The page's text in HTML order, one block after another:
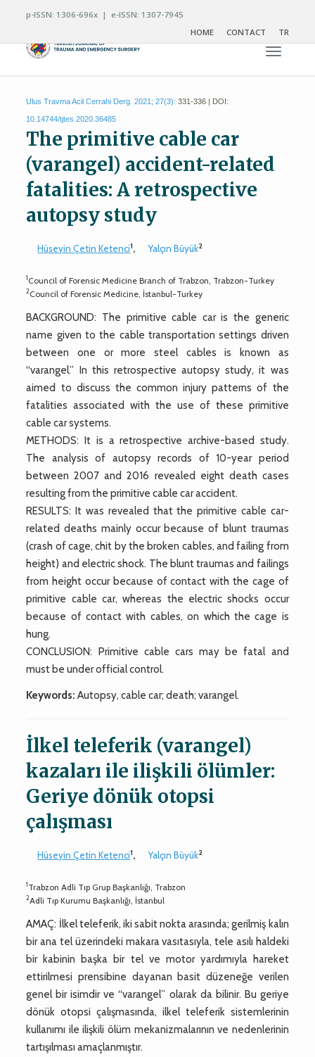
p-ISSN: 1306-696x | e-ISSN: 1307-7945
HOME
CONTACT TR
Toggle
Ulus Travma Acil Cerrahi Derg. 2021; 27(3): 331-336 | DOI:
10.14744/tjtes.2020.36485
The primitive cable car
(varangel) accident-related
fatalities: A retrospective
autopsy study
Hüseyin Çetin Ketenci1, Yalçın Büyük2
1Council of Forensic Medicine Branch of Trabzon, Trabzon-Turkey
2Council of Forensic Medicine, İstanbul-Turkey
BACKGROUND: The primitive cable car is the generic
name given to the cable transportation settings driven
between one or more steel cables is known as
“varangel.” In this retrospective autopsy study, it was
aimed to discuss the common injury patterns of the
fatalities associated with the use of these primitive
cable car systems.
METHODS: It is a retrospective archive-based study.
The analysis of autopsy records of 10-year period
between 2007 and 2016 revealed eight death cases
resulting from the primitive cable car accident.
RESULTS: It was revealed that the primitive cable car-
related deaths mainly occur because of blunt traumas
(crash of cage, chit by the broken cables, and failing from
height) and electric shock. The blunt traumas and failings
from height occur because of contact with the cage of
primitive cable car, whereas the electric shocks occur
because of contact with cables, on which the cage is
hung.
CONCLUSION: Primitive cable cars may be fatal and
must be under official control.
Keywords: Autopsy, cable car; death; varangel.
İlkel teleferik (varangel)
kazaları ile ilişkili ölümler:
Geriye dönük otopsi
çalışması
Hüseyin Çetin Ketenci1, Yalçın Büyük2
1Trabzon Adli Tıp Grup Başkanlığı, Trabzon
2Adli Tıp Kurumu Başkanlığı, İstanbul
AMAÇ: İlkel teleferik, iki sabit nokta arasında; gerilmiş kalın
bir ana tel üzerindeki makara vasıtasıyla, tele asılı haldeki
bir kabinin başka bir tel ve motor yardımıyla hareket
ettirilmesi prensibine dayanan basit düzeneğe verilen
genel bir isimdir ve “varangel” olarak da bilinir. Bu geriye
dönük otopsi çalışmasında, ilkel teleferik sistemlerinin
kullanımı ile ilişkili ölüm mekanizmalarının ve nedenlerinin
tartışılması amaçlanmıştır.